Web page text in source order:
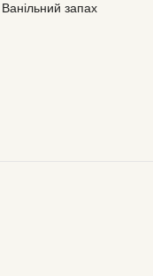
Ванільний запах